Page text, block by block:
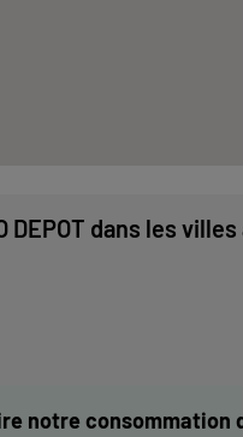
DEPOT dans les
notre consommation